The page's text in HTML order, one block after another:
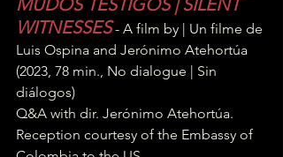
WITNESSES - A film by | Un filme de
Luis Ospina and Jerónimo Atehortúa
(2023, 78 min., No dialogue | Sin
diálogos)
Q&A with dir. Jerónimo Atehortúa.
Reception courtesy of the Embassy of